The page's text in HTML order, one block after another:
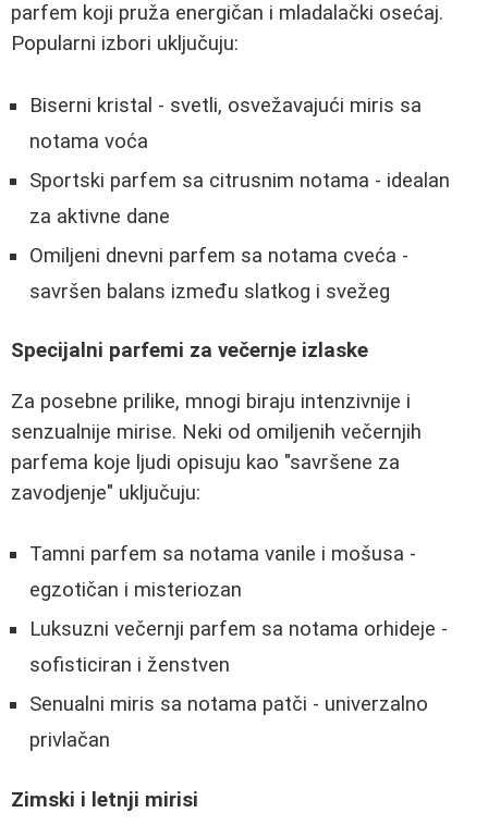
parfem koji pruža energičan i mladalački osećaj.
Popularni izbori uključuju:
Biserni kristal - svetli, osvežavajući miris sa
notama voća
Sportski parfem sa citrusnim notama - idealan
za aktivne dane
Omiljeni dnevni parfem sa notama cveća -
savršen balans između slatkog i svežeg
Specijalni parfemi za večernje izlaske
Za posebne prilike, mnogi biraju intenzivnije i
senzualnije mirise. Neki od omiljenih večernjih
parfema koje ljudi opisuju kao "savršene za
zavodjenje" uključuju:
Tamni parfem sa notama vanile i mošusa -
egzotičan i misteriozan
Luksuzni večernji parfem sa notama orhideje -
sofisticiran i ženstven
Senualni miris sa notama patči - univerzalno
privlačan
Zimski i letnji mirisi